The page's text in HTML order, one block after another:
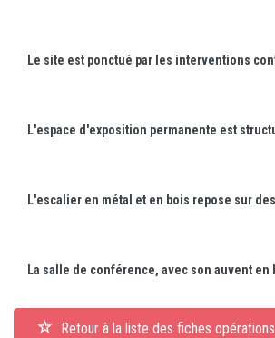
Retour à la liste des fiches opérations